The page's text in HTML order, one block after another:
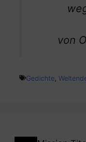
von
Gedichte